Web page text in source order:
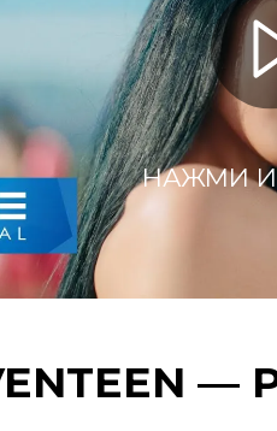
НАЖМИ
—